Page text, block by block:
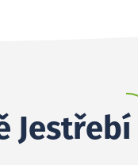
Jestřebí